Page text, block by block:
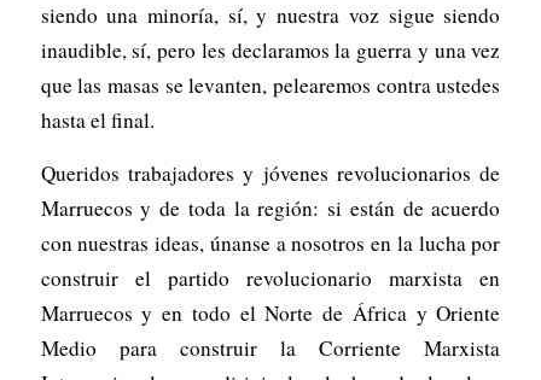
siendo una minoría, sí, y nuestra voz sigue siendo
inaudible, sí, pero les declaramos la guerra y una vez
que las masas se levanten, pelearemos contra ustedes
hasta el final.
Queridos trabajadores y jóvenes revolucionarios de
Marruecos y de toda la región: si están de acuerdo
con nuestras ideas, únanse a nosotros en la lucha por
construir el partido revolucionario marxista en
Marruecos y en todo el Norte de África y Oriente
Medio para construir la Corriente Marxista